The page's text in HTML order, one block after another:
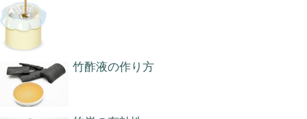
竹酢液の作り方